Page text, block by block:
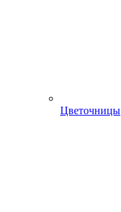
Цветочницы